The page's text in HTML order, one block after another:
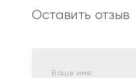
Оставить отзыв
Ваше имя: